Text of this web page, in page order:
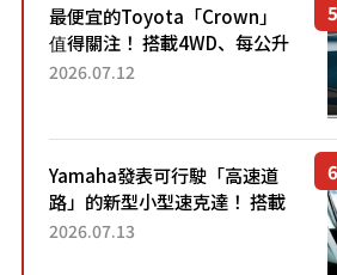
最便宜的Toyota「Crown」
值得關注！ 搭載4WD、每公升
22.4公里低油耗表現超亮眼！
2026.07.12
Yamaha發表可行駛「高速道
路」的新型小型速克達！ 搭載
能享受超強勁「渦輪感」的動
2026.07.13